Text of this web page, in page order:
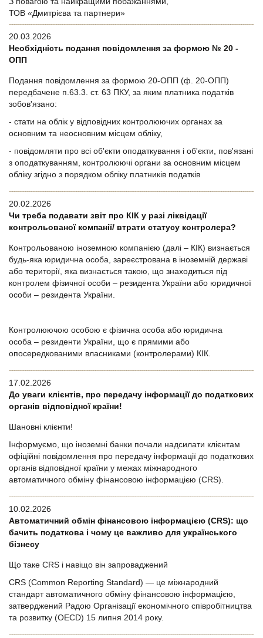
ТОВ «Дмитрієва та партнери»
20.03.2026
Необхідність подання повідомлення за формою № 20 -
ОПП
Подання повідомлення за формою 20-ОПП (ф. 20-ОПП)
передбачене п.63.3. ст. 63 ПКУ, за яким платника податків
зобов'язано:
- стати на облік у відповідних контролюючих органах за
основним та неосновним місцем обліку,
- повідомляти про всі об'єкти оподаткування і об'єкти, пов'язані
з оподаткуванням, контролюючі органи за основним місцем
обліку згідно з порядком обліку платників податків
20.02.2026
Чи треба подавати звіт про КІК у разі ліквідації
контрольованої компанії/ втрати статусу контролера?
Контрольованою іноземною компанією (далі – КІК) визнається
будь-яка юридична особа, зареєстрована в іноземній державі
або території, яка визнається такою, що знаходиться під
контролем фізичної особи – резидента України або юридичної
особи – резидента України.
Контролюючою особою є фізична особа або юридична
особа – резиденти України, що є прямими або
опосередкованими власниками (контролерами) КІК.
17.02.2026
До уваги клієнтів, про передачу інформації до податкових
органів відповідної країни!
Шановні клієнти!
Інформуємо, що іноземні банки почали надсилати клієнтам
офіційні повідомлення про передачу інформації до податкових
органів відповідної країни у межах міжнародного
автоматичного обміну фінансовою інформацією (CRS).
10.02.2026
Автоматичний обмін фінансовою інформацією (CRS): що
бачить податкова і чому це важливо для українського
бізнесу
Що таке CRS і навіщо він запроваджений
CRS (Common Reporting Standard) — це міжнародний
стандарт автоматичного обміну фінансовою інформацією,
затверджений Радою Організації економічного співробітництва
та розвитку (OECD) 15 липня 2014 року.